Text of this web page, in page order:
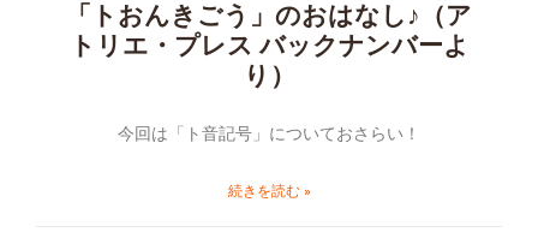
「トおんきごう」のおはなし♪（ア
トリエ・プレス バックナンバーよ
り）
今回は「ト音記号」についておさらい！
続きを読む »